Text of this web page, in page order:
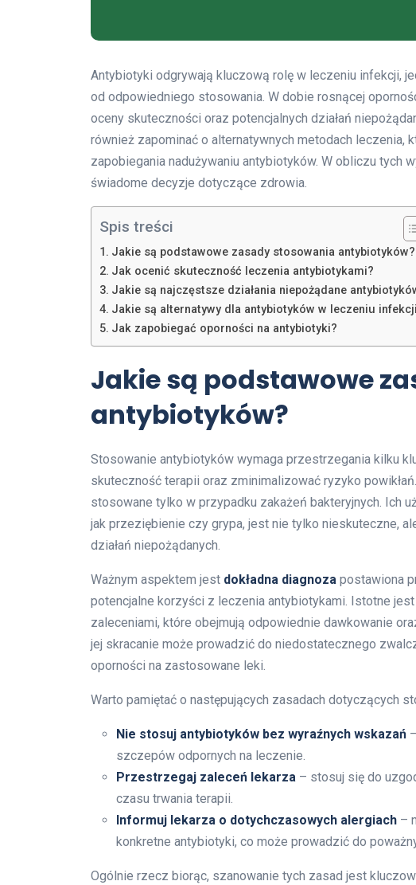
Antybiotyki odgrywają kluczową rolę w leczeniu infekcji,
od odpowiedniego stosowania. W dobie rosnącej
oceny skuteczności oraz potencjalnych działań
również zapominać o alternatywnych metodach leczenia,
zapobiegania nadużywaniu antybiotyków. W obliczu tych
świadome decyzje dotyczące zdrowia.
Spis treści
Jakie są podstawowe zasady stosowania antybiotyków?
Jak ocenić skuteczność leczenia antybiotykami?
Jakie są najczęstsze działania niepożądane
Jakie są alternatywy dla antybiotyków w leczeniu
Jak zapobiegać oporności na antybiotyki?
Jakie są podstawowe
antybiotyków?
Stosowanie antybiotyków wymaga przestrzegania kilku
skuteczność terapii oraz zminimalizować ryzyko
stosowane tylko w przypadku zakażeń bakteryjnych. Ich
jak przeziębienie czy grypa, jest nie tylko nieskuteczne,
działań niepożądanych.
Ważnym aspektem jest dokładna diagnoza postawiona
potencjalne korzyści z leczenia antybiotykami. Istotne
zaleceniami, które obejmują odpowiednie dawkowanie
jej skracanie może prowadzić do niedostatecznego
oporności na zastosowane leki.
Warto pamiętać o następujących zasadach dotyczących
Nie stosuj antybiotyków bez wyraźnych wskazań
szczepów odpornych na leczenie.
Przestrzegaj zaleceń lekarza – stosuj się do
czasu trwania terapii.
Informuj lekarza o dotychczasowych alergiach –
konkretne antybiotyki, co może prowadzić do
Ogólnie rzecz biorąc, szanowanie tych zasad jest